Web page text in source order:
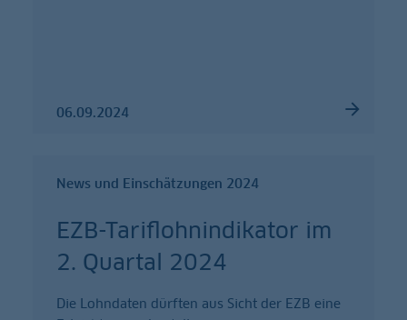
06.09.2024
News und Einschätzungen 2024
EZB-Tariflohnindikator im
2. Quartal 2024
Die Lohndaten dürften aus Sicht der EZB eine